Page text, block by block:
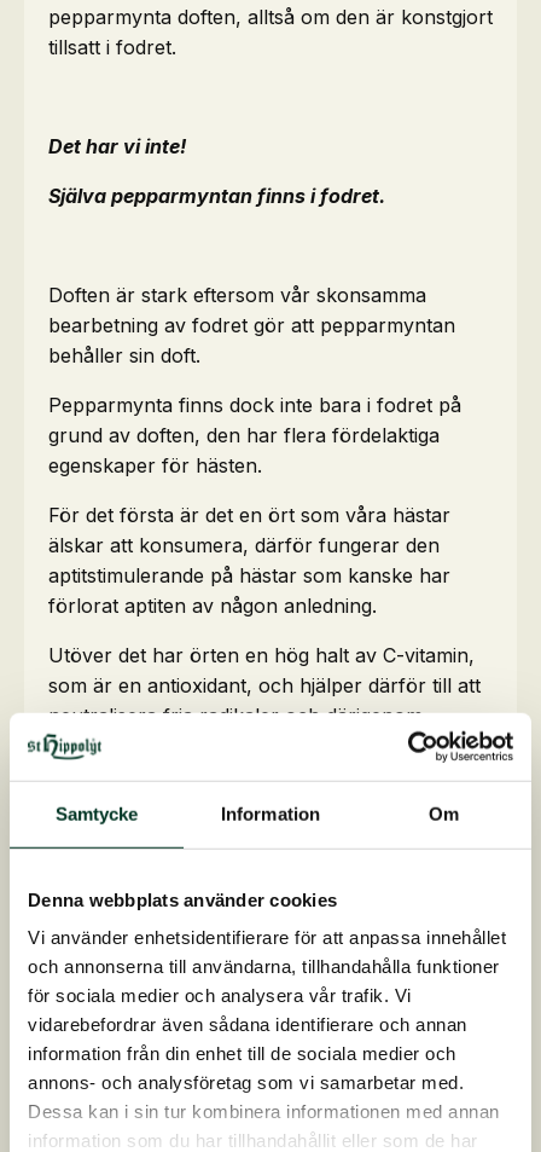
Samtycke Information Om
Denna webbplats använder cookies
Vi använder enhetsidentifierare för att anpassa innehållet
och annonserna till användarna, tillhandahålla funktioner
för sociala medier och analysera vår trafik. Vi
vidarebefordrar även sådana identifierare och annan
information från din enhet till de sociala medier och
annons- och analysföretag som vi samarbetar med.
Dessa kan i sin tur kombinera informationen med annan
information som du har tillhandahållit eller som de har
pepparmynta doften, alltså om den är konstgjort
tillsatt i fodret.
Det har vi inte!
Själva pepparmyntan finns i fodret.
Doften är stark eftersom vår skonsamma
bearbetning av fodret gör att pepparmyntan
behåller sin doft.
Pepparmynta finns dock inte bara i fodret på
grund av doften, den har flera fördelaktiga
egenskaper för hästen.
För det första är det en ört som våra hästar
älskar att konsumera, därför fungerar den
aptitstimulerande på hästar som kanske har
förlorat aptiten av någon anledning.
Utöver det har örten en hög halt av C-vitamin,
som är en antioxidant, och hjälper därför till att
neutralisera fria radikaler och därigenom
förhindra vävnadsskador.
innehåll av mentol. Mentol verkar lugnande på
tarmmusklerna och stödjer luftvägarna, och
använder i matsmältnings- och
luftvägsprodukterna. Du hittar pepparmynta
därför iGlyxWiese Serien, Struktur E,
Mucolyt, NaturMüsli med örteroch
NaturMüsli SOLO.
Det är dock viktigt att inte bara tänka att